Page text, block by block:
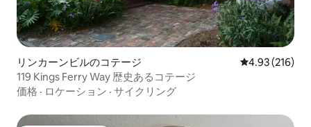
リンカーンビルのコテージ レビュー216
4.93 (216)
119 Kings Ferry Way 歴史あるコテージ
価格 · ロケーション · サイクリング